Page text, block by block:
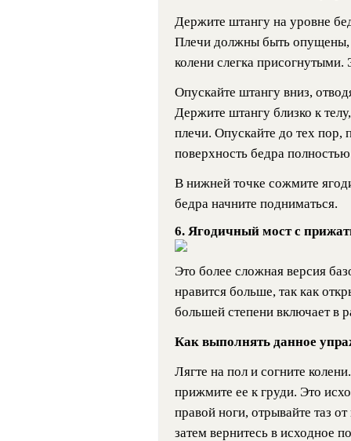
Держите штангу на уровне
Плечи должны быть
колени слегка
Опускайте штангу вниз,
Держите штангу близко к
плечи. Опускайте до тех пор,
поверхность бедра
В нижней точке сожмите
бедра начните подниматься.
6. Ягодичный мост с
Это более сложная версия
нравится больше, так как
большей степени включает в
Как выполнять данное
Лягте на пол и согните
прижмите ее к груди. Это
правой ноги, отрывайте таз
затем вернитесь в исходное